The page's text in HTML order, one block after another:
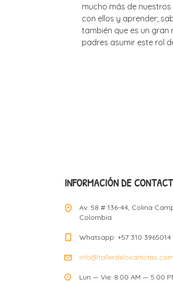
mucho más de
con ellos y aprender;
también que es un gran
padres asumir este rol
INFORMACIÓN DE
Av. 58 # 136-44, Colina
Colombia
Whatsapp: +57 310 3965014
info@tallerdelosartistas.com
Lun — Vie: 8.00 AM — 5.00